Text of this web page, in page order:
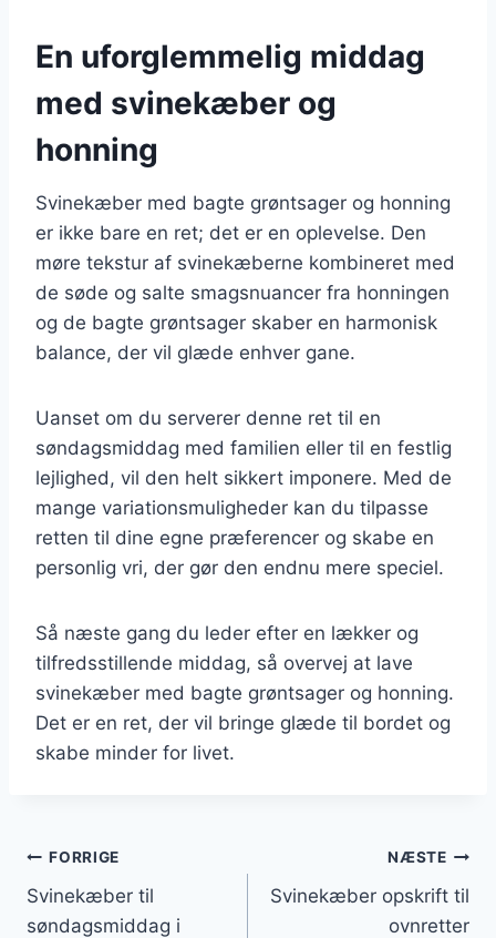
En uforglemmelig middag
med svinekæber og
honning
Svinekæber med bagte grøntsager og honning
er ikke bare en ret; det er en oplevelse. Den
møre tekstur af svinekæberne kombineret med
de søde og salte smagsnuancer fra honningen
og de bagte grøntsager skaber en harmonisk
balance, der vil glæde enhver gane.
Uanset om du serverer denne ret til en
søndagsmiddag med familien eller til en festlig
lejlighed, vil den helt sikkert imponere. Med de
mange variationsmuligheder kan du tilpasse
retten til dine egne præferencer og skabe en
personlig vri, der gør den endnu mere speciel.
Så næste gang du leder efter en lækker og
tilfredsstillende middag, så overvej at lave
svinekæber med bagte grøntsager og honning.
Det er en ret, der vil bringe glæde til bordet og
skabe minder for livet.
Indlægsnavigation
FORRIGE
Svinekæber til
søndagsmiddag i
NÆSTE
Svinekæber opskrift til
ovnretter